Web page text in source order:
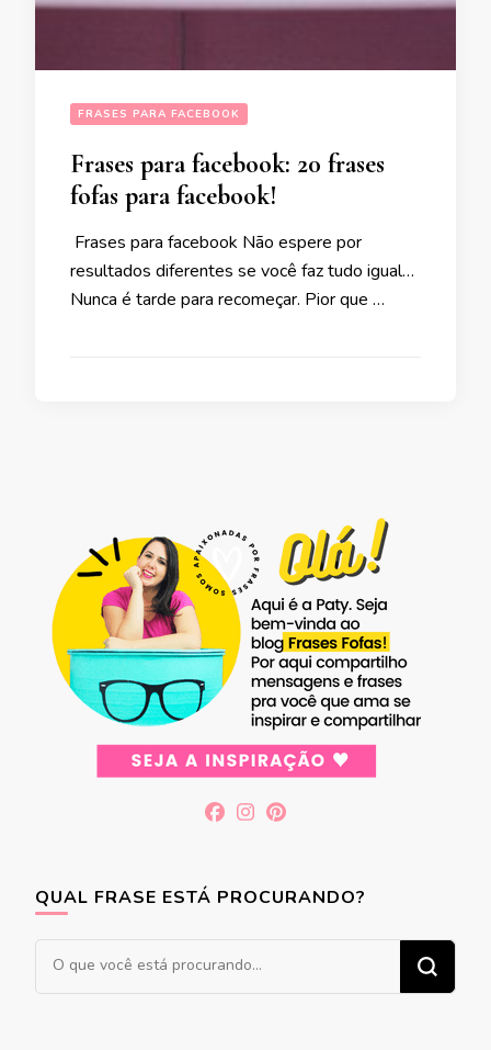
FRASES PARA FACEBOOK
Frases para facebook: 20 frases
fofas para facebook!
Frases para facebook Não espere por
resultados diferentes se você faz tudo igual…
Nunca é tarde para recomeçar. Pior que …
QUAL FRASE ESTÁ PROCURANDO?
Procurando
algo?